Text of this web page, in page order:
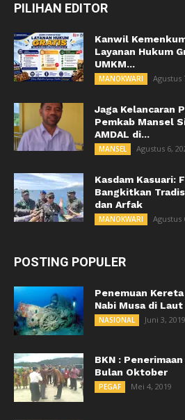
PILIHAN EDITOR
Kanwil
Layanan Hukum
UMKM...
MANOKWARI Agustus
Jaga Kelancaran
Pemkab Mansel
AMDAL di...
MANSEL Agustus 6,
Kasdam Kasuari:
Bangkitkan
dan Arfak
MANOKWARI Agustus
POSTING POPULER
Penemuan
Nabi Musa di Laut
NASIONAL Juni 3, 2019
BKN :
Bulan Oktober
PEGAF Mei 4, 2019